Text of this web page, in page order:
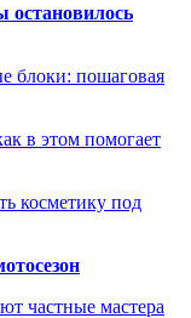
остановилось
блоки: пошаговая
в этом помогает
косметику под
частные мастера